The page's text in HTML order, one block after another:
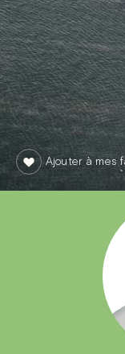
Prier
Ajouter à mes